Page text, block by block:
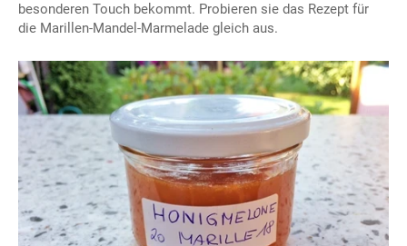
besonderen Touch bekommt. Probieren sie das Rezept für
die Marillen-Mandel-Marmelade gleich aus.